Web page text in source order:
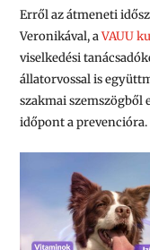
Erről az átmeneti
Veronikával, aVAUU
viselkedési
állatorvossal is
szakmai szemszögből
időpont a prevencióra.